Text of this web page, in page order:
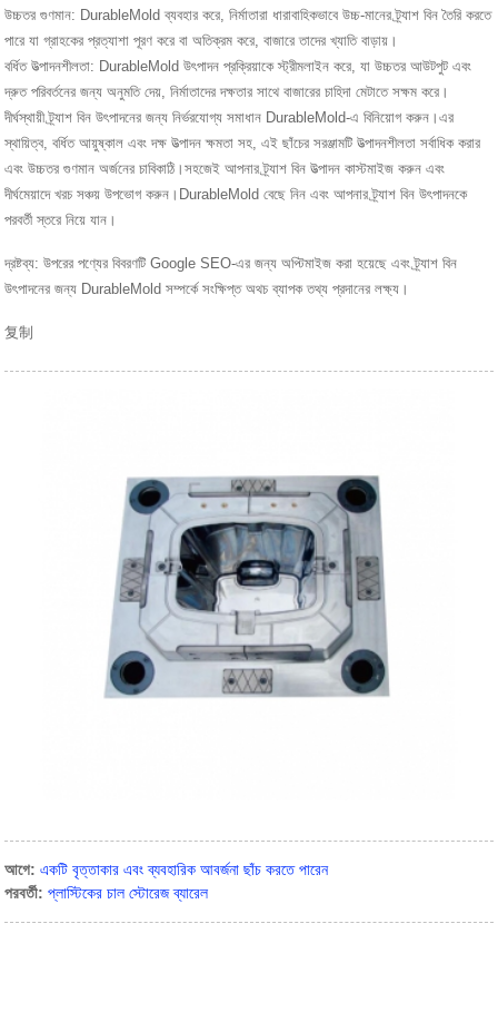
উচ্চতর গুণমান: DurableMold ব্যবহার করে, নির্মাতারা ধারাবাহিকভাবে উচ্চ-মানের ট্র্যাশ বিন তৈরি করতে
পারে যা গ্রাহকের প্রত্যাশা পূরণ করে বা অতিক্রম করে, বাজারে তাদের খ্যাতি বাড়ায়।
বর্ধিত উত্পাদনশীলতা: DurableMold উৎপাদন প্রক্রিয়াকে স্ট্রীমলাইন করে, যা উচ্চতর আউটপুট এবং
দ্রুত পরিবর্তনের জন্য অনুমতি দেয়, নির্মাতাদের দক্ষতার সাথে বাজারের চাহিদা মেটাতে সক্ষম করে।
দীর্ঘস্থায়ী ট্র্যাশ বিন উৎপাদনের জন্য নির্ভরযোগ্য সমাধান DurableMold-এ বিনিয়োগ করুন।এর
স্থায়িত্ব, বর্ধিত আয়ুষ্কাল এবং দক্ষ উত্পাদন ক্ষমতা সহ, এই ছাঁচের সরঞ্জামটি উত্পাদনশীলতা সর্বাধিক করার
এবং উচ্চতর গুণমান অর্জনের চাবিকাঠি।সহজেই আপনার ট্র্যাশ বিন উত্পাদন কাস্টমাইজ করুন এবং
দীর্ঘমেয়াদে খরচ সঞ্চয় উপভোগ করুন।DurableMold বেছে নিন এবং আপনার ট্র্যাশ বিন উৎপাদনকে
পরবর্তী স্তরে নিয়ে যান।
দ্রষ্টব্য: উপরের পণ্যের বিবরণটি Google SEO-এর জন্য অপ্টিমাইজ করা হয়েছে এবং ট্র্যাশ বিন
উৎপাদনের জন্য DurableMold সম্পর্কে সংক্ষিপ্ত অথচ ব্যাপক তথ্য প্রদানের লক্ষ্য।
复制
আগে: একটি বৃত্তাকার এবং ব্যবহারিক আবর্জনা ছাঁচ করতে পারেন
পরবর্তী: প্লাস্টিকের চাল স্টোরেজ ব্যারেল